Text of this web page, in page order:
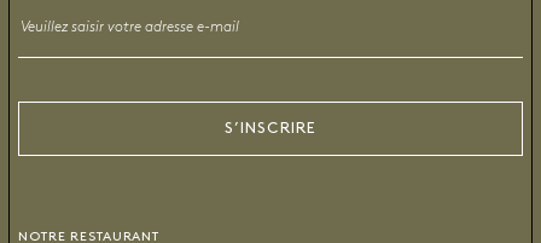
S’INSCRIRE
NOTRE RESTAURANT